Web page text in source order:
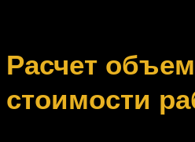
Расчет
стоимости